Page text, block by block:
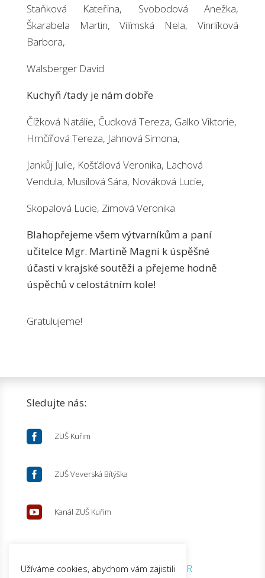
Staňková Kateřina, Svobodová Anežka,
Škarabela Martin, Vilímská Nela, Vinrlíková
Barbora,
Walsberger David
Kuchyň /tady je nám dobře
Čížková Natálie, Čudková Tereza, Galko Viktorie,
Hrnčířová Tereza, Jahnová Simona,
Jankůj Julie, Košťálová Veronika, Lachová
Vendula, Musilová Sára, Nováková Lucie,
Skopalová Lucie, Zimová Veronika
Blahopřejeme všem výtvarníkům a paní
učitelce Mgr. Martině Magni k úspěšné
účasti v krajské soutěži a přejeme hodně
úspěchů v celostátním kole!
Gratulujeme!
Sledujte nás:
 ZUŠ Kuřim
 ZUŠ Veverská Bítýška
 Kanál ZUŠ Kuřim
© 2026 ZUŠ Kuřim |GDPR
Užíváme cookies, abychom vám zajistili